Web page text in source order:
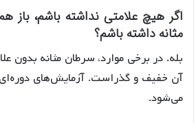
اگر هیچ علامتی نداشته باشم،
مثانه داشته باشم؟
بله. در برخی موارد، سرطان مثانه بدون
آن خفیف و گذراست. آزمایش‌های دوره‌ای
می‌شود.